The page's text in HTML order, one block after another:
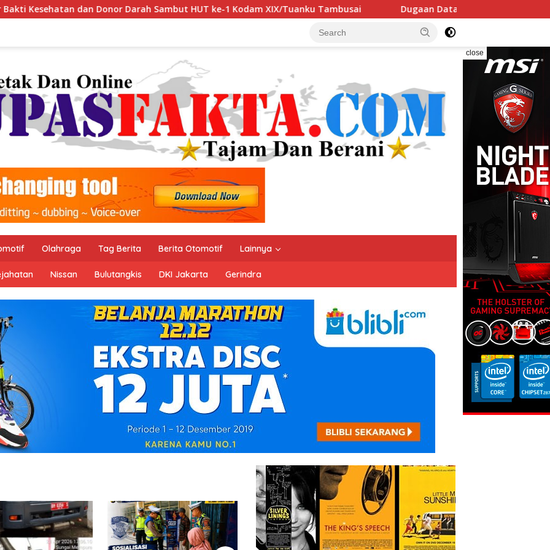
Darah Sambut HUT ke-1 Kodam XIX/Tuanku Tambusai Dugaan Data SPMB Berubah Drastis, LSM Desak Audit
close
Olahraga Tag Berita Berita Otomotif Lainnya
Nissan Bulutangkis DKI Jakarta Gerindra